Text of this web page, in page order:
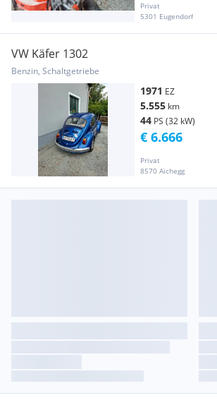
Privat
5301 Eugendorf
VW Käfer 1302
Benzin, Schaltgetriebe
1971 EZ
5.555 km
44 PS (32 kW)
Privat
8570 Aichegg
€ 6.666